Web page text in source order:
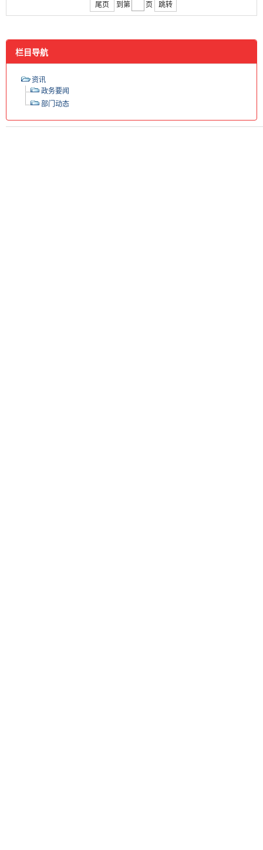
尾页
到第 页 跳转
栏目导航
资讯
政务要闻
部门动态